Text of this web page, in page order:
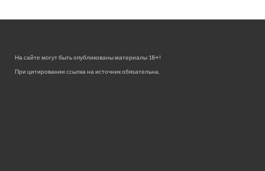
На сайте могут быть опубликованы материалы 18+!
При цитировании ссылка на источник обязательна.